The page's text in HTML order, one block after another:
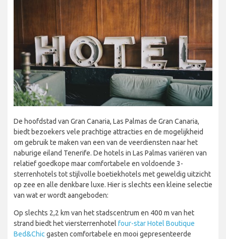
De hoofdstad van Gran Canaria, Las Palmas de Gran Canaria,
biedt bezoekers vele prachtige attracties en de mogelijkheid
om gebruik te maken van een van de veerdiensten naar het
naburige eiland Tenerife. De hotels in Las Palmas variëren van
relatief goedkope maar comfortabele en voldoende 3-
sterrenhotels tot stijlvolle boetiekhotels met geweldig uitzicht
op zee en alle denkbare luxe. Hier is slechts een kleine selectie
van wat er wordt aangeboden:
Op slechts 2,2 km van het stadscentrum en 400 m van het
strand biedt het viersterrenhotel four-star Hotel Boutique
Bed&Chic gasten comfortabele en mooi gepresenteerde